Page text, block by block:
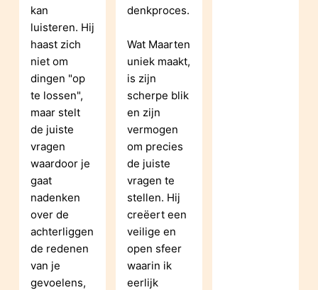
kan
luisteren. Hij
haast zich
niet om
dingen "op
te lossen",
maar stelt
de juiste
vragen
waardoor je
gaat
nadenken
over de
achterliggen
de redenen
van je
gevoelens,
denkproces.
Wat Maarten
uniek maakt,
is zijn
scherpe blik
en zijn
vermogen
om precies
de juiste
vragen te
stellen. Hij
creëert een
veilige en
open sfeer
waarin ik
eerlijk